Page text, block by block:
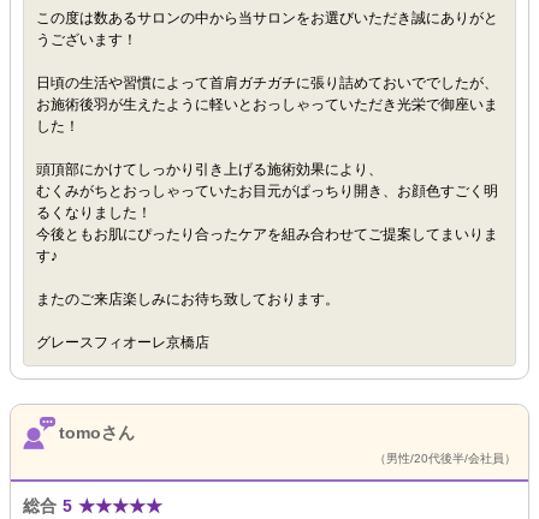
この度は数あるサロンの中から当サロンをお選びいただき誠にありがと
うございます！
日頃の生活や習慣によって首肩ガチガチに張り詰めておいででしたが、
お施術後羽が生えたように軽いとおっしゃっていただき光栄で御座いま
した！
頭頂部にかけてしっかり引き上げる施術効果により、
むくみがちとおっしゃっていたお目元がぱっちり開き、お顔色すごく明
るくなりました！
今後ともお肌にぴったり合ったケアを組み合わせてご提案してまいりま
す♪
またのご来店楽しみにお待ち致しております。
グレースフィオーレ京橋店
tomoさん
（男性/20代後半/会社員）
総合 5 ★★★★★